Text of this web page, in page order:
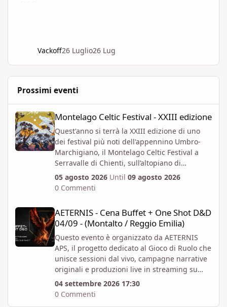
Vackoff26 Luglio26 Lug
Prossimi eventi
Montelago Celtic Festival - XXIII edizione
Montelago Celtic Festival - XXIII edizione
Quest'anno si terrà la XXIII edizione di uno
dei festival più noti dell'appennino Umbro-
Marchigiano, il Montelago Celtic Festival a
Serravalle di Chienti, sull’altopiano di
Colfiorito in provincia di Macerata.
https://www.montelagocelticfestival.it/
tantochè I biglietti attualmente disponibili
permettono l'accesso per almeno due giorni
consecutivi. E' attiva la prevendita Spring
Offer, che mette a disposizione dal 6 Aprile al
12 Giugno un numero massimo biglietti 4000.
Al momento i prezzi per la prevendita sono i
seguenti:
Abbonamento x 1 persona per 4gg - 82 EUR +
05 agosto 2026 Until 09 agosto 2026
0 Commenti
AETERNIS - Cena Buffet + One Shot D&D 04/09 - (Montalto /
AETERNIS - Cena Buffet + One Shot D&D
04/09 - (Montalto / Reggio Emilia)
Questo evento è organizzato da AETERNIS
APS, il progetto dedicato al Gioco di Ruolo che
unisce sessioni dal vivo, campagne narrative
originali e produzioni live in streaming su
Twitch.
Vi aspettiamo per un Evento Speciale: Cena
04 settembre 2026 17:30
0 Commenti